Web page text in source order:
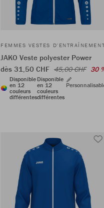
FEMMES VESTES
JAKO Veste polyester Power
dès 31,50 CHF 45,00 CHF 30
Disponible
en 12
couleurs
différentes
Disponible
en 12
couleurs
différentes